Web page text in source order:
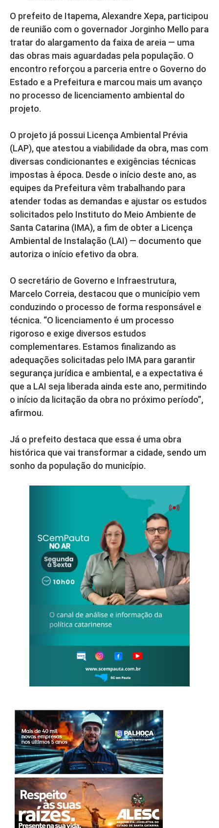
O prefeito de Itapema, Alexandre Xepa, participou
de reunião com o governador Jorginho Mello para
tratar do alargamento da faixa de areia — uma
das obras mais aguardadas pela população. O
encontro reforçou a parceria entre o Governo do
Estado e a Prefeitura e marcou mais um avanço
no processo de licenciamento ambiental do
projeto.
O projeto já possui Licença Ambiental Prévia
(LAP), que atestou a viabilidade da obra, mas com
diversas condicionantes e exigências técnicas
impostas à época. Desde o início deste ano, as
equipes da Prefeitura vêm trabalhando para
atender todas as demandas e ajustar os estudos
solicitados pelo Instituto do Meio Ambiente de
Santa Catarina (IMA), a fim de obter a Licença
Ambiental de Instalação (LAI) — documento que
autoriza o início efetivo da obra.
O secretário de Governo e Infraestrutura,
Marcelo Correia, destacou que o município vem
conduzindo o processo de forma responsável e
técnica. “O licenciamento é um processo
rigoroso e exige diversos estudos
complementares. Estamos finalizando as
adequações solicitadas pelo IMA para garantir
segurança jurídica e ambiental, e a expectativa é
que a LAI seja liberada ainda este ano, permitindo
o início da licitação da obra no próximo período”,
afirmou.
Já o prefeito destaca que essa é uma obra
histórica que vai transformar a cidade, sendo um
sonho da população do município.